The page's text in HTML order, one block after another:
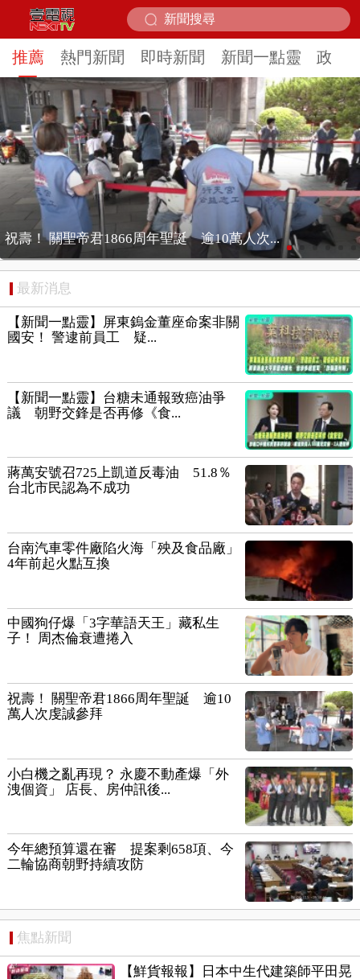
推薦 熱門新聞 即時新聞 新聞一點靈 政治
怪男扮「薄紗辣妹」門前遊蕩... 屋主嚇壞報...
最新消息
【新聞一點靈】屏東鎢金董座命案非關
國安！ 警逮前員工 疑...
【新聞一點靈】台糖未通報致癌油爭
議 朝野交鋒是否再修《食...
蔣萬安號召725上凱道反毒油 51.8％
台北市民認為不成功
台南汽車零件廠陷火海「殃及食品廠」
4年前起火點互換
中國狗仔爆「3字華語天王」藏私生
子！ 周杰倫衰遭捲入
祝壽！ 關聖帝君1866周年聖誕 逾10
萬人次虔誠參拜
小白機之亂再現？ 永慶不動產爆「外
洩個資」 店長、房仲訊後...
今年總預算還在審 提案剩658項、今
二輪協商朝野持續攻防
焦點新聞
【鮮貨報報】日本中生代建築師平田晃